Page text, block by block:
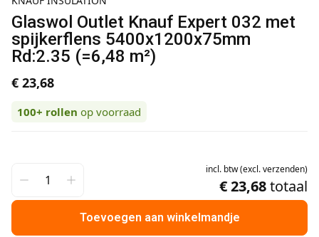
Glaswol Outlet Knauf Expert 032 met
spijkerflens 5400x1200x75mm
Rd:2.35 (=6,48 m²)
€ 23,68
100+ rollen op voorraad
incl. btw(excl.verzenden)
€ 23,68totaal
Toevoegen aan winkelmandje